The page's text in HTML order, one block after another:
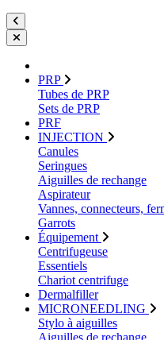
PRP
Tubes de PRP
Sets de PRP
PRF
INJECTION
Canules
Seringues
Aiguilles de rechange
Aspirateur
Vannes, connecteurs,
Garrots
Équipement
Centrifugeuse
Essentiels
Chariot centrifuge
Dermalfiller
MICRONEEDLING
Stylo à aiguilles
Aiguilles de rechange